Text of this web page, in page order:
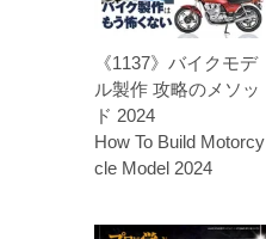
《1137》バイクモデ
ル製作 攻略のメソッ
ド 2024
How To Build Motorcy
cle Model 2024